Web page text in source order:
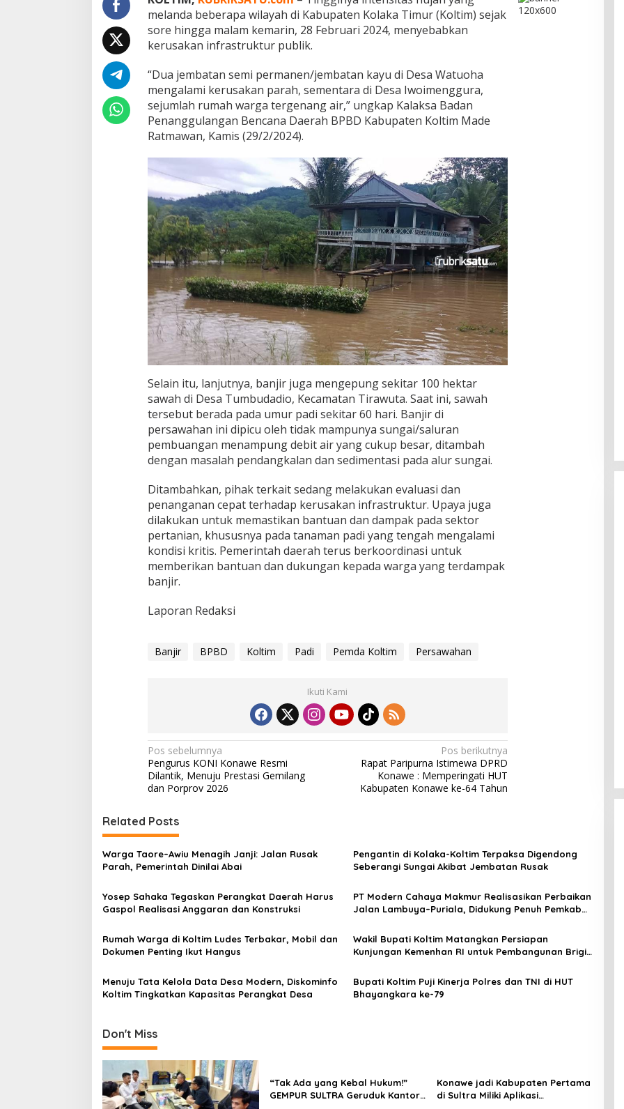
i
m
,
R
a
k
I
n
f
r
a
t
u
k
t
u
r
d
a
n
S
a
w
a
h
melanda beberapa wilayah di Kabupaten Kolaka Timur (Koltim) sejak
sore hingga malam kemarin, 28 Februari 2024, menyebabkan
kerusakan infrastruktur publik.
“Dua jembatan semi permanen/jembatan kayu di Desa Watuoha
mengalami kerusakan parah, sementara di Desa Iwoimenggura,
sejumlah rumah warga tergenang air,” ungkap Kalaksa Badan
Penanggulangan Bencana Daerah BPBD Kabupaten Koltim Made
Ratmawan, Kamis (29/2/2024).
Selain itu, lanjutnya, banjir juga mengepung sekitar 100 hektar
sawah di Desa Tumbudadio, Kecamatan Tirawuta. Saat ini, sawah
tersebut berada pada umur padi sekitar 60 hari. Banjir di
persawahan ini dipicu oleh tidak mampunya sungai/saluran
pembuangan menampung debit air yang cukup besar, ditambah
dengan masalah pendangkalan dan sedimentasi pada alur sungai.
Ditambahkan, pihak terkait sedang melakukan evaluasi dan
penanganan cepat terhadap kerusakan infrastruktur. Upaya juga
dilakukan untuk memastikan bantuan dan dampak pada sektor
pertanian, khususnya pada tanaman padi yang tengah mengalami
kondisi kritis. Pemerintah daerah terus berkoordinasi untuk
memberikan bantuan dan dukungan kepada warga yang terdampak
banjir.
Laporan Redaksi
Banjir BPBD Koltim Padi Pemda Koltim Persawahan
Ikuti Kami
N
a
v
i
g
a
s
i
p
s
Pos sebelumnya
Pengurus KONI Konawe Resmi
Dilantik, Menuju Prestasi Gemilang
dan Porprov 2026
Pos berikutnya
Rapat Paripurna Istimewa DPRD
Konawe : Memperingati HUT
Kabupaten Konawe ke-64 Tahun
Related Posts
Warga Taore–Awiu Menagih Janji: Jalan Rusak
Parah, Pemerintah Dinilai Abai
Pengantin di Kolaka-Koltim Terpaksa Digendong
Seberangi Sungai Akibat Jembatan Rusak
Yosep Sahaka Tegaskan Perangkat Daerah Harus
Gaspol Realisasi Anggaran dan Konstruksi
PT Modern Cahaya Makmur Realisasikan Perbaikan
Jalan Lambuya–Puriala, Didukung Penuh Pemkab
Rumah Warga di Koltim Ludes Terbakar, Mobil dan
Dokumen Penting Ikut Hangus
Wakil Bupati Koltim Matangkan Persiapan
Kunjungan Kemenhan RI untuk Pembangunan Brigif
Menuju Tata Kelola Data Desa Modern, Diskominfo
Koltim Tingkatkan Kapasitas Perangkat Desa
Bupati Koltim Puji Kinerja Polres dan TNI di HUT
Bhayangkara ke-79
Don't Miss
“Tak Ada yang Kebal Hukum!”
GEMPUR SULTRA Geruduk Kantor
Konawe jadi Kabupaten Pertama
di Sultra Miliki Aplikasi